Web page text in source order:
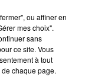
ou affiner en
mes choix".
sans
ce site. Vous
à tout
chaque page.